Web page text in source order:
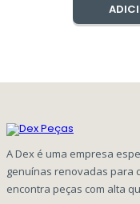
A Dex é uma empresa
genuínas renovadas para
encontra peças com alta